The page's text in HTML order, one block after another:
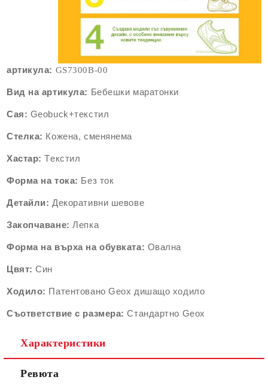
артикула: GS7300B-00
Вид на артикула: Бебешки маратонки
Сая: Geobuck+текстил
Стелка: Кожена, сменянема
Хастар: Tекстил
Форма на тока: Без ток
Детайли: Декоративни шевове
Закопчаване: Лепка
Форма на върха на обувката: Овална
Цвят:Син
Ходило: Патентовано Geox дишащо ходило
Съответствие с размера:Стандартно Geox
Характеристики
Ревюта